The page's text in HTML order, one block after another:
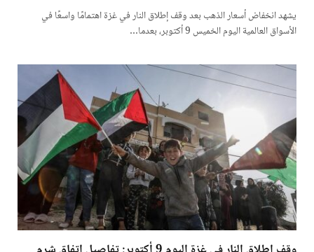
يشهد انخفاض أسعار الذهب بعد وقف إطلاق النار في غزة اهتمامًا واسعًا في
الأسواق العالمية اليوم الخميس 9 أكتوبر، بعدما…